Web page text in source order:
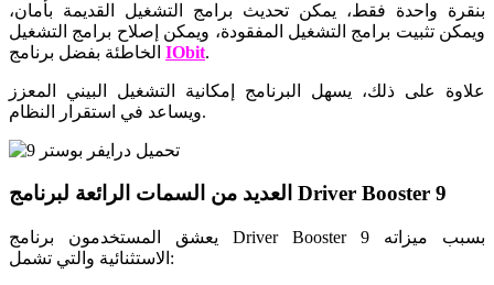
بنقرة واحدة فقط، يمكن تحديث برامج التشغيل القديمة بأمان،
ويمكن تثبيت برامج التشغيل المفقودة، ويمكن إصلاح برامج التشغيل
IObit.
علاوة على ذلك، يسهل البرنامج إمكانية التشغيل البيني المعزز
ويساعد في استقرار النظام.
العديد من السمات الرائعة لبرنامج Driver Booster 9
يعشق المستخدمون برنامج Driver Booster 9 بسبب ميزاته
الاستثنائية والتي تشمل: